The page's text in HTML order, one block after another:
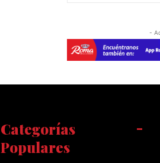
-
Categorías
Populares
-